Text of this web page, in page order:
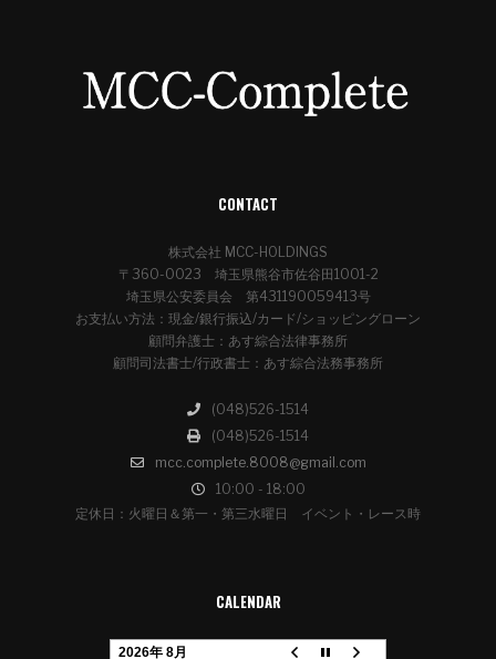
CONTACT
株式会社 MCC-HOLDINGS
〒360-0023 埼玉県熊谷市佐谷田1001-2
埼玉県公安委員会 第431190059413号
お支払い方法：現金/銀行振込/カード/ショッピングローン
顧問弁護士：あす綜合法律事務所
顧問司法書士/行政書士：あす綜合法務事務所
(048)526-1514
(048)526-1514
mcc.complete.8008@gmail.com
10:00 - 18:00
定休日：火曜日＆第一・第三水曜日 イベント・レース時
CALENDAR
2026年 8月